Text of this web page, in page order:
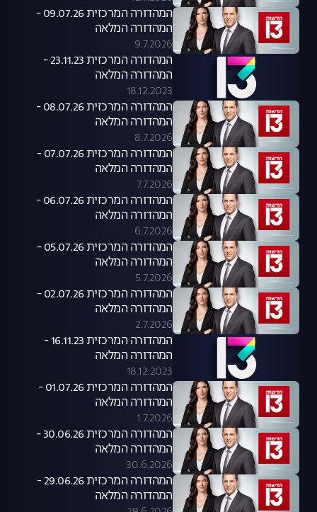
המהדורה המרכזית 09.07.26 -
המהדורה המלאה
9.7.2026
המהדורה המרכזית 23.11.23 -
המהדורה המלאה
18.12.2023
המהדורה המרכזית 08.07.26 -
המהדורה המלאה
8.7.2026
המהדורה המרכזית 07.07.26 -
המהדורה המלאה
7.7.2026
המהדורה המרכזית 06.07.26 -
המהדורה המלאה
6.7.2026
המהדורה המרכזית 05.07.26 -
המהדורה המלאה
5.7.2026
המהדורה המרכזית 02.07.26 -
המהדורה המלאה
2.7.2026
המהדורה המרכזית 16.11.23 -
המהדורה המלאה
18.12.2023
המהדורה המרכזית 01.07.26 -
המהדורה המלאה
1.7.2026
המהדורה המרכזית 30.06.26 -
המהדורה המלאה
30.6.2026
המהדורה המרכזית 29.06.26 -
המהדורה המלאה